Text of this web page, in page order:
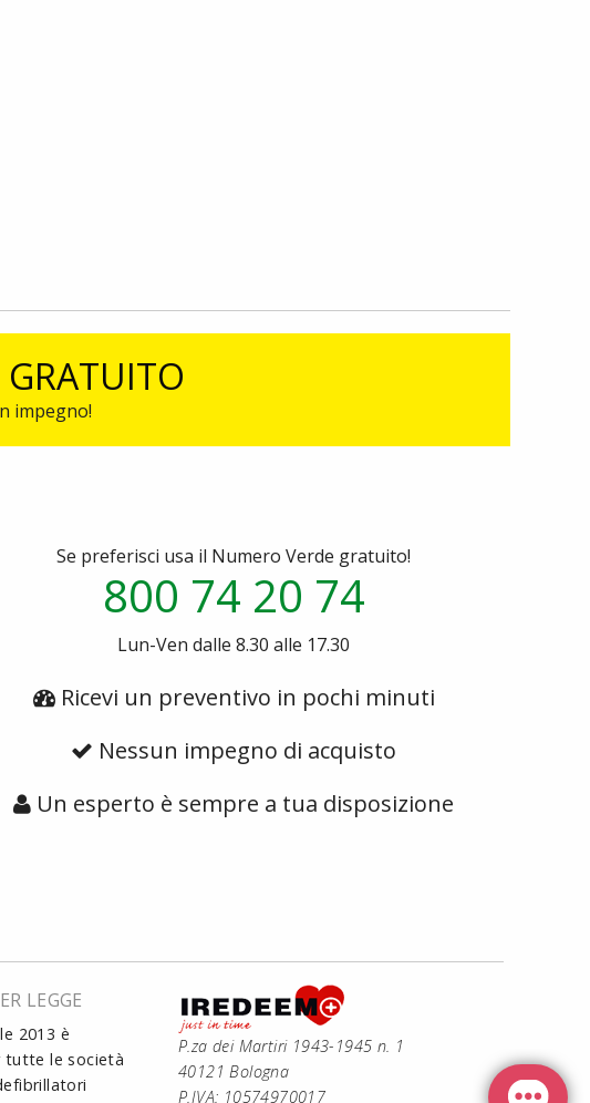
impegno!
Se preferisci usa il Numero Verde gratuito!
800 74 20 74
Lun-Ven dalle 8.30 alle 17.30
Ricevi un preventivo in pochi minuti
Nessun impegno di acquisto
Un esperto è sempre a tua disposizione
LEGGE
2013 è
tutte le società
P.za dei Martiri 1943-1945 n. 1
40121 Bologna
P.IVA: 10574970017